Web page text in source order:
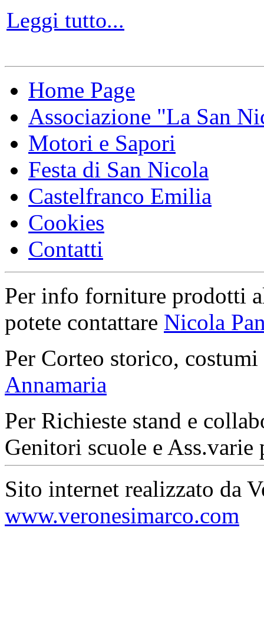
Leggi tutto...
Home Page
Associazione "La San
Motori e Sapori
Festa di San Nicola
Castelfranco Emilia
Cookies
Contatti
Per info forniture prodotti
potete contattare Nicola
Per Corteo storico,
Annamaria
Per Richieste stand e
Genitori scuole e Ass.varie
Sito internet realizzato da
www.veronesimarco.com